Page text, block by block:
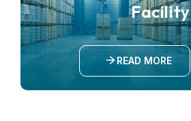
Facility
READ MORE